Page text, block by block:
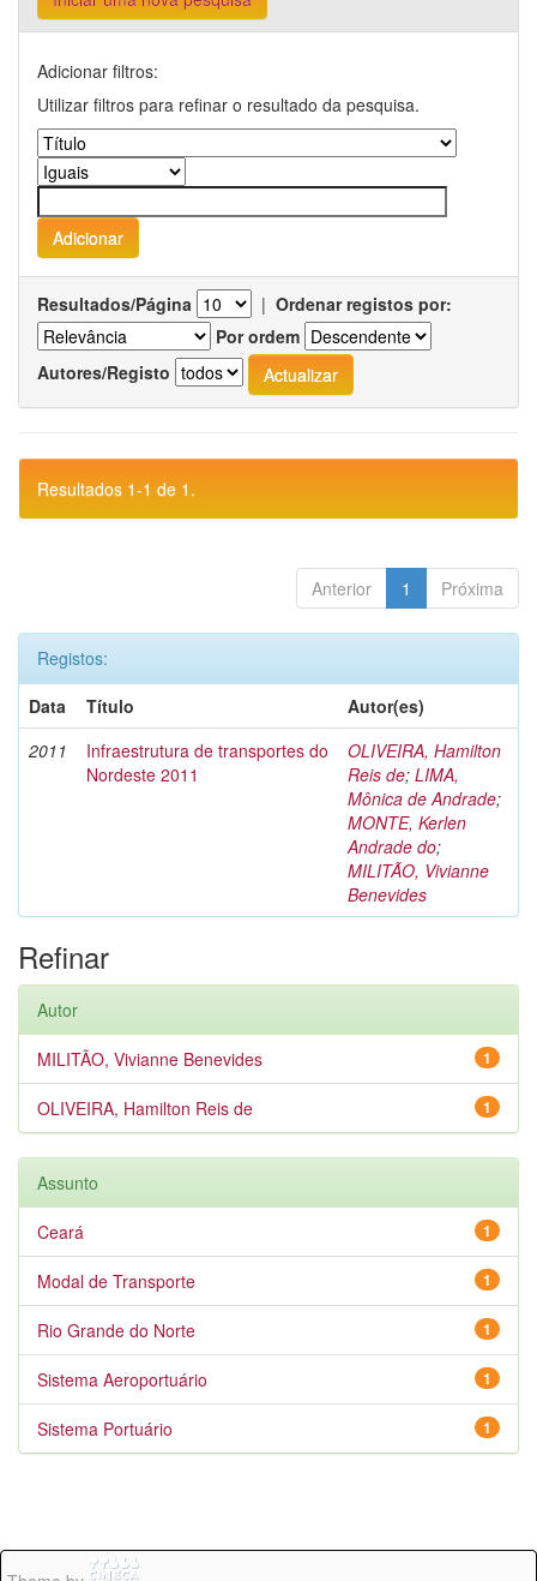
Adicionar filtros:
Utilizar filtros para refinar o resultado da pesquisa.
Resultados/Página | Ordenar registos por:
Por ordem
Autores/Registo
Resultados 1-1 de 1.
Anterior 1 Próxima
Registos:
Data
Título
Autor(es)
2011
Infraestrutura de transportes do
Nordeste 2011
OLIVEIRA, Hamilton
Reis de; LIMA,
Mônica de Andrade;
MONTE, Kerlen
Andrade do;
MILITÃO, Vivianne
Benevides
Refinar
Autor
1
MILITÃO, Vivianne Benevides
1
OLIVEIRA, Hamilton Reis de
Assunto
1
Ceará
1
Modal de Transporte
1
Rio Grande do Norte
1
Sistema Aeroportuário
1
Sistema Portuário